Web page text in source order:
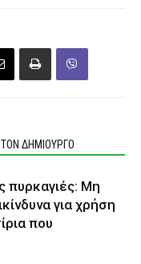
ΔΗΜΙΟΥΡΓΟ
πυρκαγιές: Μη
για χρήση
που